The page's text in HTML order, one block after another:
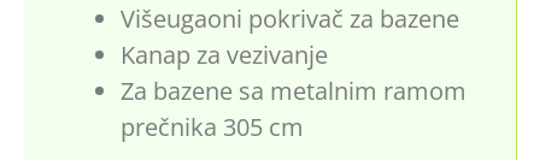
Višeugaoni pokrivač za bazene
Kanap za vezivanje
Za bazene sa metalnim ramom
prečnika 305 cm